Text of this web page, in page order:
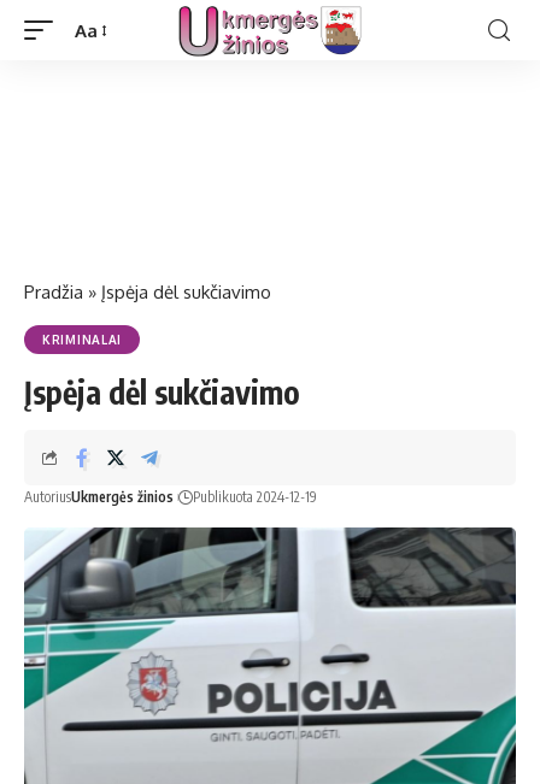
Aa
Pradžia » Įspėja dėl sukčiavimo
KRIMINALAI
Įspėja dėl sukčiavimo
AutoriusUkmergės žinios Publikuota 2024-12-19